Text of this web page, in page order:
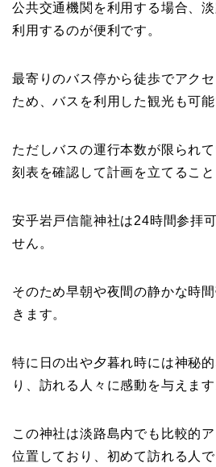
公共交通機関を利用する場合、
利用するのが便利です。
最寄りのバス停から徒歩でアク
ため、バスを利用した観光も可能
ただしバスの運行本数が限られ
刻表を確認して計画を立てること
安乎岩戸信龍神社は24時間参拝
せん。
そのため早朝や夜間の静かな時
きます。
特に日の出や夕暮れ時には神秘
り、訪れる人々に感動を与えます
この神社は淡路島内でも比較的
位置しており、初めて訪れる人